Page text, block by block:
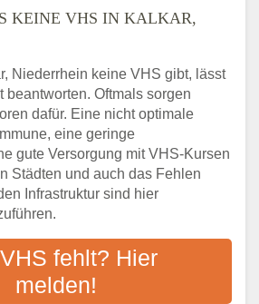
VHS-Kurse in Ihrer Nähe
in der Region rund um Kalkar,
Erwachsenenbildung
Alternative Angebote zum
von Online-Kursen
kommt es bei
an
Volkshochschulwesen
KEINE VHS IN KALKAR,
Niederrhein keine VHS gibt, lässt
beantworten. Oftmals sorgen
dafür. Eine nicht optimale
eine geringe
gute Versorgung mit VHS-Kursen
Städten und auch das Fehlen
Infrastruktur sind hier
fehlt? Hier
melden!